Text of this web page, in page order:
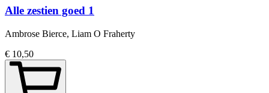
Alle zestien goed 1
Ambrose Bierce, Liam O Fraherty
€ 10,50